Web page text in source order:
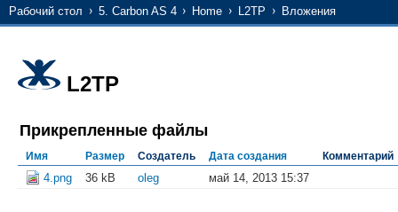
Рабочий стол 5. Carbon AS 4 Home L2TP Вложения
L2TP
Прикрепленные файлы
Имя Размер Создатель Дата создания Комментарий
4.png 36 kB oleg май 14, 2013 15:37